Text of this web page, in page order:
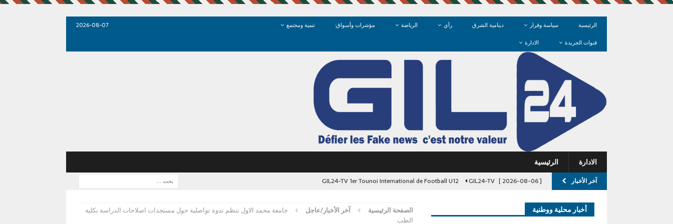
الرئيسية سياسة وقرار دينامية الشرق رأي الرياضة مؤشرات وأسواق:
تنمية ومجتمع
قنوات الجريدة
الادارة
2026-08-07
الادارة الرئيسية
آخر الأخبار [ 2026-08-06 ]
GIL24-TV 1er Tounoi International de Football U12
GIL24-TV
[ 2026-08-06 ]
مدخل السمارة.. عندما تبحث “وجدة” عن أناقتها في مرايا الضمير آخر الأخبار/عاجل
الصفحة الرئيسية آخر الأخبار/عاجل
جامعة محمد الاول تنظم ندوة تواصلية حول مستجدات اصلاحات الدراسة بكلية
الطب
أخبار محلية ووطنية